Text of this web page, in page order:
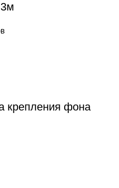
крепления фона